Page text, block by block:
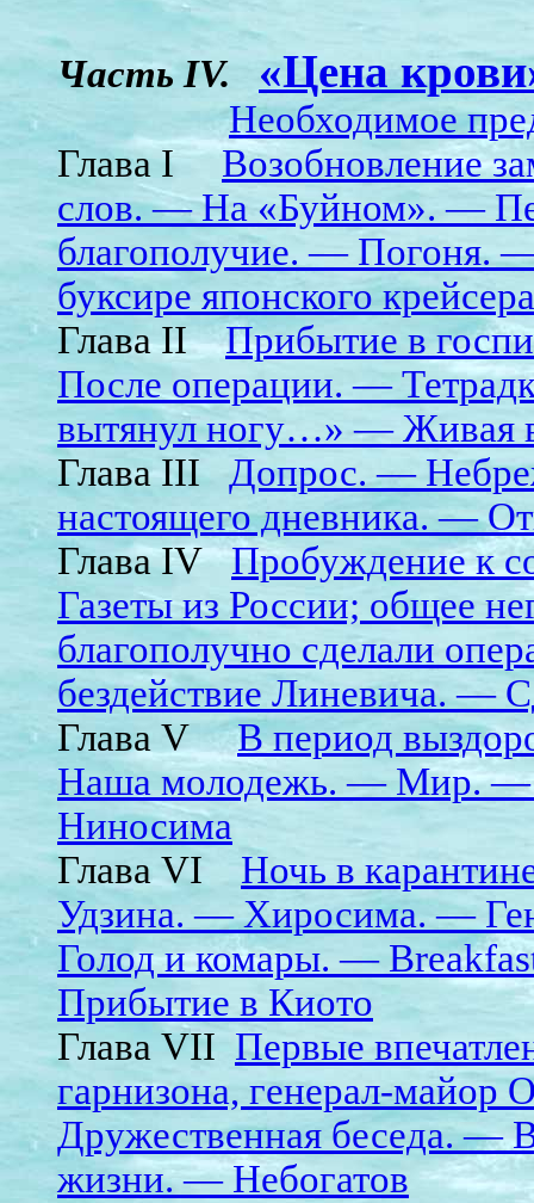
Часть IV. «Цена
Необходимое
Глава IВозобновление
слов. — На «Буйном». —
благополучие. — Погоня.
буксире японского крейсера
Глава IIПрибытие в
После операции. —
вытянул ногу…» — Живая
Глава III Допрос. —
настоящего дневника. —
Глава IVПробуждение к
Газеты из России; общее
благополучно сделали
бездействие Линевича. —
Глава VВ период
Наша молодежь. — Мир. —
Ниносима
Глава VI Ночь в
Удзина. — Хиросима. —
Голод и комары. —
Прибытие в Киото
Глава VII Первые
гарнизона, генерал-майор
Дружественная беседа. —
жизни. — Небогатов